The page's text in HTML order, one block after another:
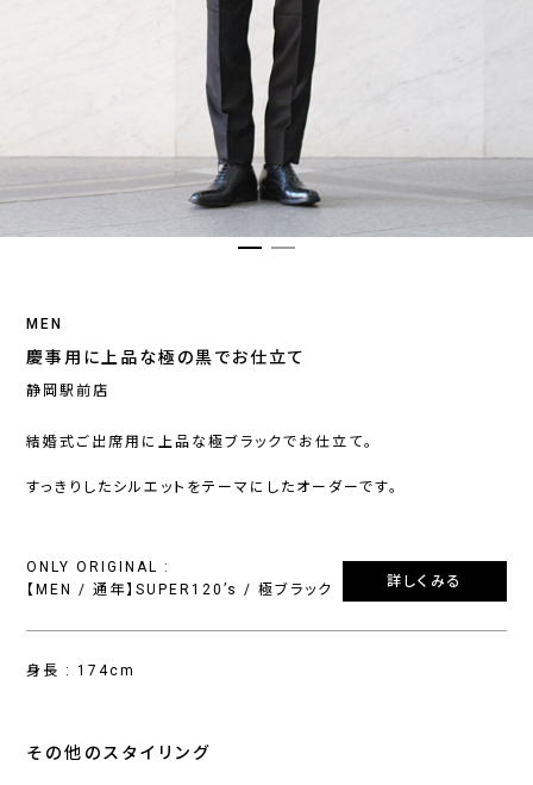
MEN
慶事用に上品な極の黒でお仕立て
静岡駅前店
結婚式ご出席用に上品な極ブラックでお仕立て。
すっきりしたシルエットをテーマにしたオーダーです。
ONLY ORIGINAL :
【MEN / 通年】SUPER120’s / 極ブラック
詳しくみる
身長 : 174cm
その他のスタイリング